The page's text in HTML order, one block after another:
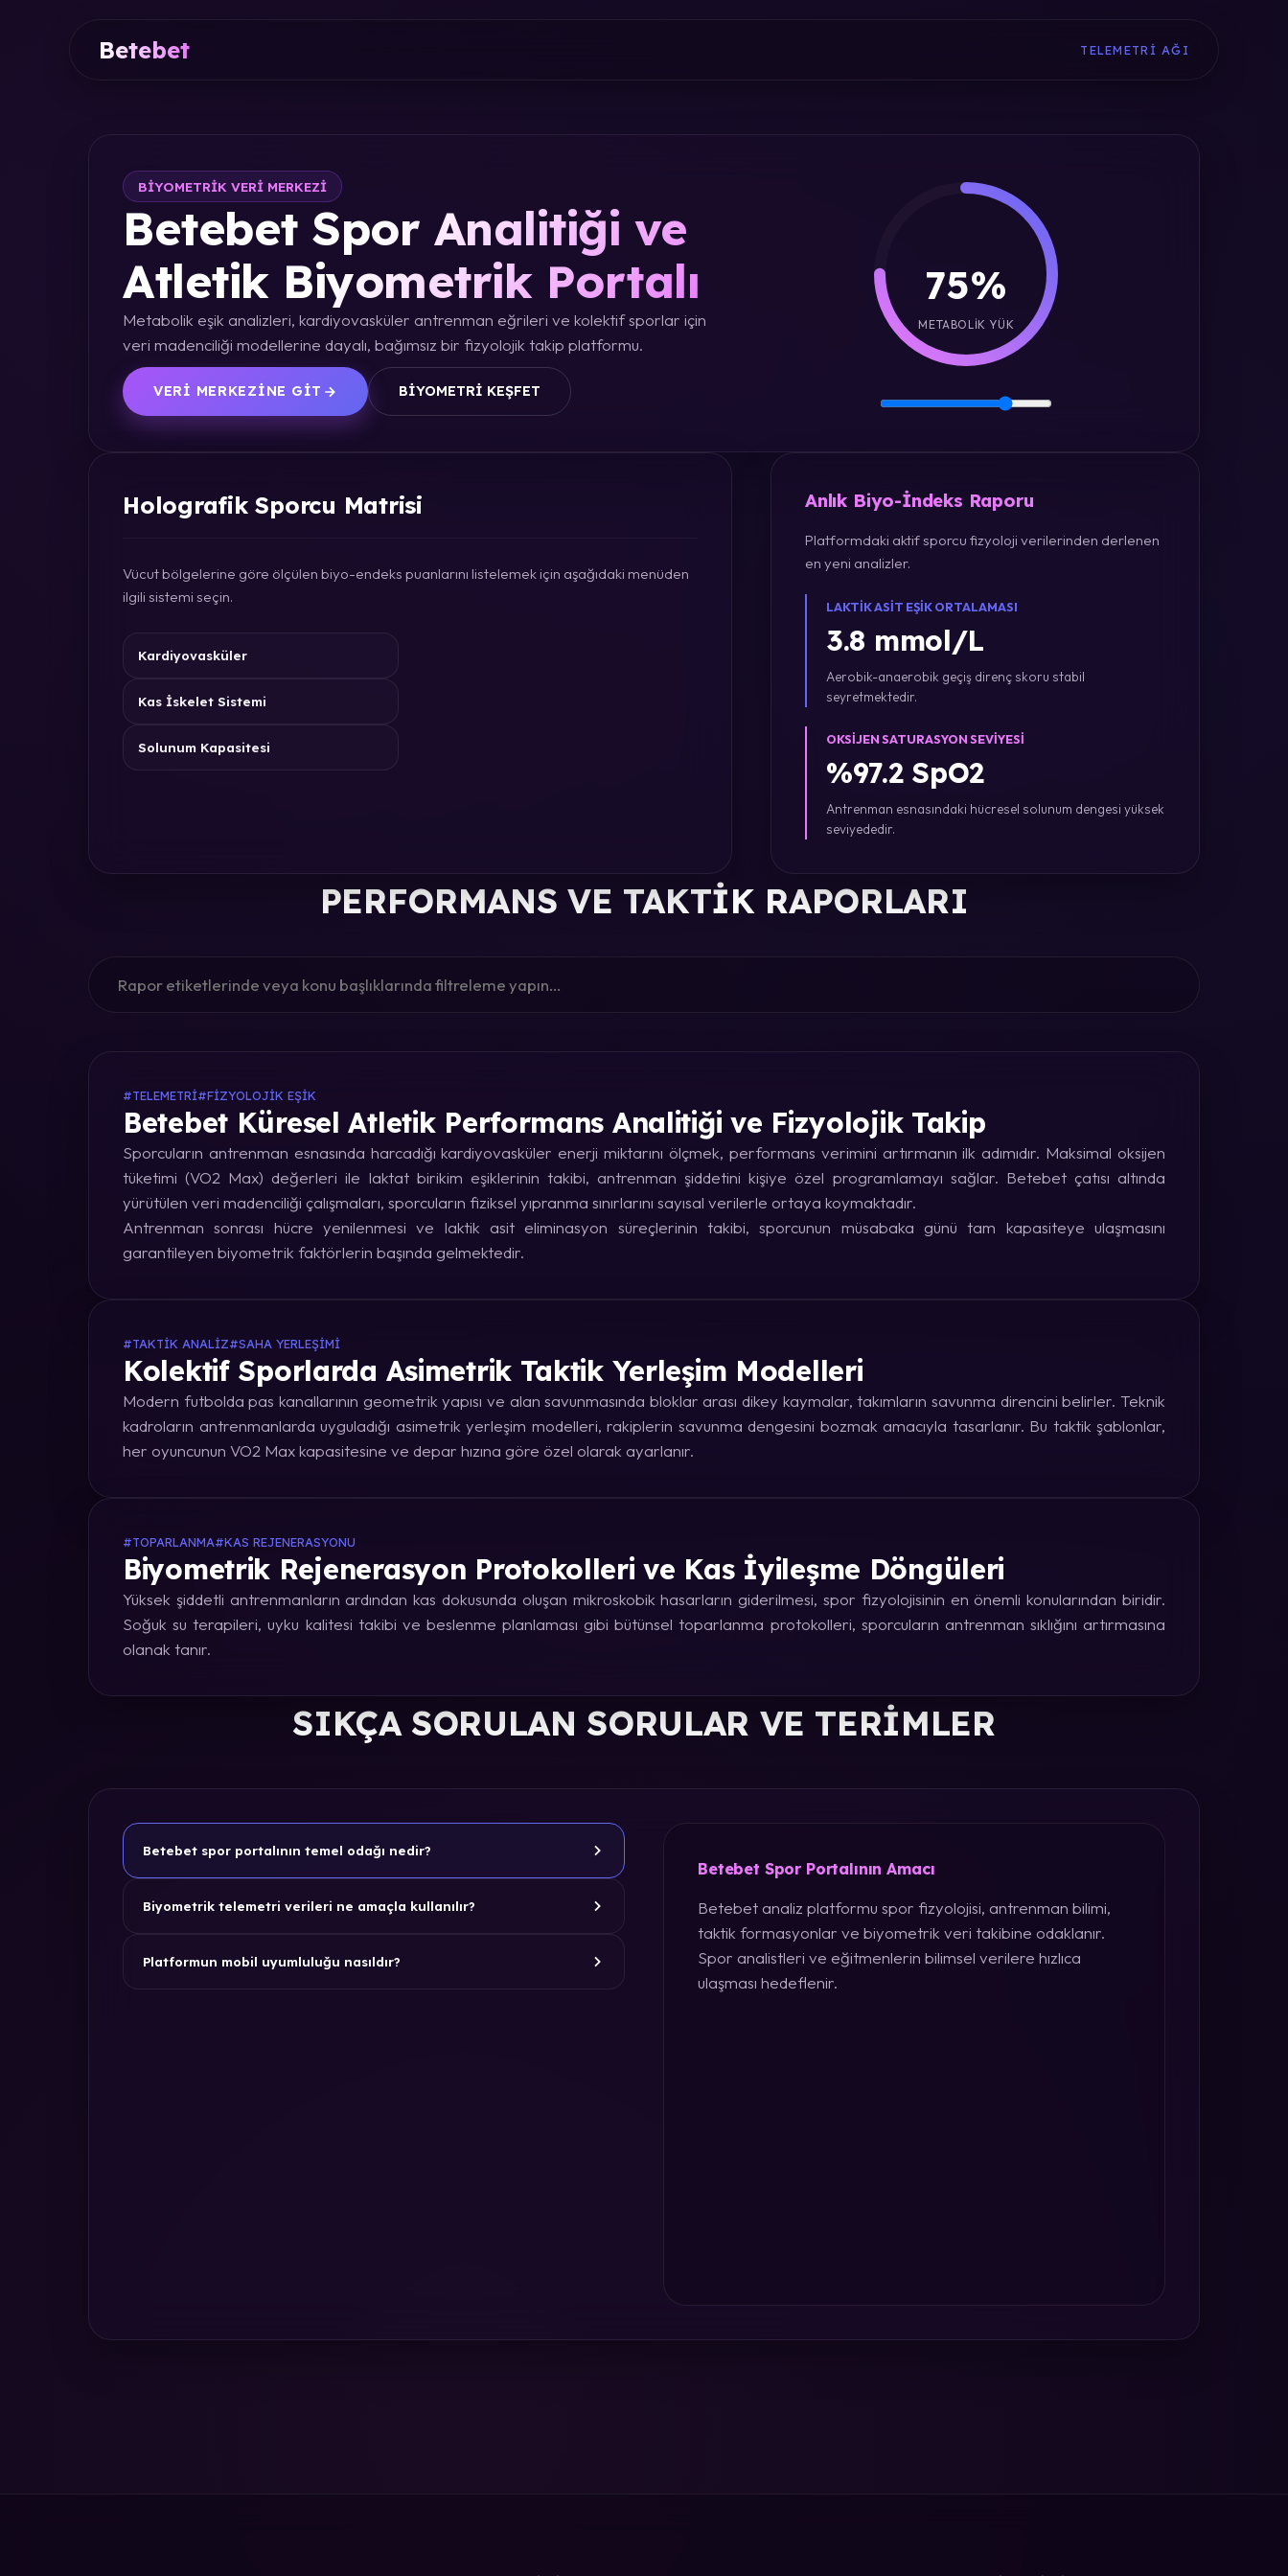
Betebet TELEMETRI AĞI
BIYOMETRIK VERI MERKEZI
Betebet Spor Analitiği ve
Atletik Biyometrik Portalı
Metabolik eşik analizleri, kardiyovasküler antrenman eğrileri ve kolektif sporlar için
veri madenciliği modellerine dayalı, bağımsız bir fizyolojik takip platformu.
VERI MERKEZINE GIT BIYOMETRI KEŞFET
75%
METABOLIK YÜK
Holografik Sporcu Matrisi
Vücut bölgelerine göre ölçülen biyo-endeks puanlarını listelemek için aşağıdaki menüden
ilgili sistemi seçin.
Kardiyovasküler
Kas İskelet Sistemi
Solunum Kapasitesi
Anlık Biyo-İndeks Raporu
Platformdaki aktif sporcu fizyoloji verilerinden derlenen
en yeni analizler.
LAKTIK ASIT EŞIK ORTALAMASI
3.8 mmol/L
Aerobik-anaerobik geçiş direnç skoru stabil
seyretmektedir.
OKSIJEN SATURASYON SEVIYESI
%97.2 SpO2
Antrenman esnasındaki hücresel solunum dengesi yüksek
seviyededir.
PERFORMANS VE TAKTIK RAPORLARI
#TELEMETRI#FIZYOLOJIK EŞIK
Betebet Küresel Atletik Performans Analitiği ve Fizyolojik Takip
Sporcuların antrenman esnasında harcadığı kardiyovasküler enerji miktarını ölçmek, performans verimini artırmanın ilk adımıdır. Maksimal oksijen
tüketimi (VO2 Max) değerleri ile laktat birikim eşiklerinin takibi, antrenman şiddetini kişiye özel programlamayı sağlar. Betebet çatısı altında
yürütülen veri madenciliği çalışmaları, sporcuların fiziksel yıpranma sınırlarını sayısal verilerle ortaya koymaktadır.
Antrenman sonrası hücre yenilenmesi ve laktik asit eliminasyon süreçlerinin takibi, sporcunun müsabaka günü tam kapasiteye ulaşmasını
garantileyen biyometrik faktörlerin başında gelmektedir.
#TAKTIK ANALIZ#SAHA YERLEŞIMI
Kolektif Sporlarda Asimetrik Taktik Yerleşim Modelleri
Modern futbolda pas kanallarının geometrik yapısı ve alan savunmasında bloklar arası dikey kaymalar, takımların savunma direncini belirler. Teknik
kadroların antrenmanlarda uyguladığı asimetrik yerleşim modelleri, rakiplerin savunma dengesini bozmak amacıyla tasarlanır. Bu taktik şablonlar,
her oyuncunun VO2 Max kapasitesine ve depar hızına göre özel olarak ayarlanır.
#TOPARLANMA#KAS REJENERASYONU
Biyometrik Rejenerasyon Protokolleri ve Kas İyileşme Döngüleri
Yüksek şiddetli antrenmanların ardından kas dokusunda oluşan mikroskobik hasarların giderilmesi, spor fizyolojisinin en önemli konularından biridir.
Soğuk su terapileri, uyku kalitesi takibi ve beslenme planlaması gibi bütünsel toparlanma protokolleri, sporcuların antrenman sıklığını artırmasına
olanak tanır.
SIKÇA SORULAN SORULAR VE TERIMLER
Betebet spor portalının temel odağı nedir?
Biyometrik telemetri verileri ne amaçla kullanılır?
Platformun mobil uyumluluğu nasıldır?
Betebet Spor Portalının Amacı
Betebet analiz platformu spor fizyolojisi, antrenman bilimi,
taktik formasyonlar ve biyometrik veri takibine odaklanır.
Spor analistleri ve eğitmenlerin bilimsel verilere hızlıca
ulaşması hedeflenir.